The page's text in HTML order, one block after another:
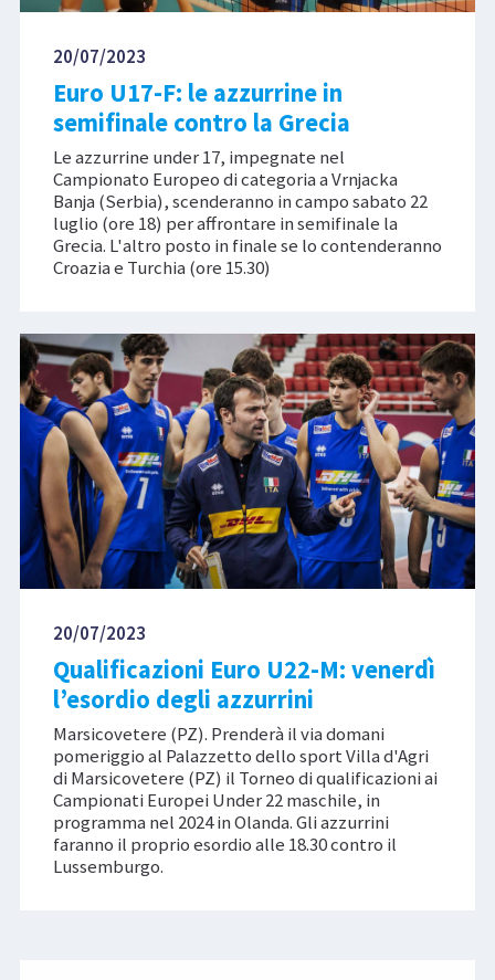
20/07/2023
Euro U17-F: le azzurrine in
semifinale contro la Grecia
Le azzurrine under 17, impegnate nel
Campionato Europeo di categoria a Vrnjacka
Banja (Serbia), scenderanno in campo sabato 22
luglio (ore 18) per affrontare in semifinale la
Grecia. L'altro posto in finale se lo contenderanno
Croazia e Turchia (ore 15.30)
20/07/2023
Qualificazioni Euro U22-M: venerdì
l’esordio degli azzurrini
Marsicovetere (PZ). Prenderà il via domani
pomeriggio al Palazzetto dello sport Villa d'Agri
di Marsicovetere (PZ) il Torneo di qualificazioni ai
Campionati Europei Under 22 maschile, in
programma nel 2024 in Olanda. Gli azzurrini
faranno il proprio esordio alle 18.30 contro il
Lussemburgo.